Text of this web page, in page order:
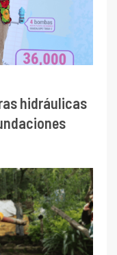
hidráulicas